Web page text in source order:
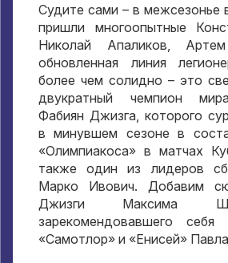
Судите сами – в межсезонье
пришли многоопытные
Николай Апаликов,
обновленная линия
более чем солидно – это
двукратный чемпион
Фабиян Джизга, которого
в минувшем сезоне в
«Олимпиакоса» в матчах
также один из лидеров
Марко Ивович. Добавим
Джизги Максима
зарекомендовавшего
«Самотлор» и «Енисей»